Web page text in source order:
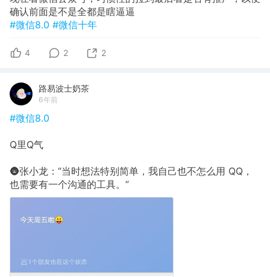
确认前面是不是全都是瞎逼逼
#微信8.0 #微信十年
4 2 2
路易波士奶茶
6年前
#微信8.0
Q里Q气
🌚张小龙：“当时想法特别简单，我自己也不怎么用 QQ，
也需要有一个沟通的工具。”